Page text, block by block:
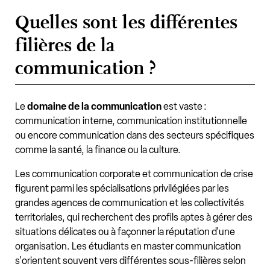
Quelles sont les différentes
filières de la
communication ?
Ledomaine de la communicationest vaste :
communication interne, communication institutionnelle
ou encore communication dans des secteurs spécifiques
comme la santé, la finance ou la culture.
Les communication corporate et communication de crise
figurent parmi les spécialisations privilégiées par les
grandes agences de communication et les collectivités
territoriales, qui recherchent des profils aptes à gérer des
situations délicates ou à façonner la réputation d'une
organisation. Les étudiants en master communication
s'orientent souvent vers différentes sous-filières selon